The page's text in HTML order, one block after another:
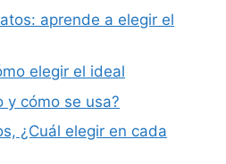
aprende a elegir el
elegir el ideal
y cómo se usa?
¿Cuál elegir en cada